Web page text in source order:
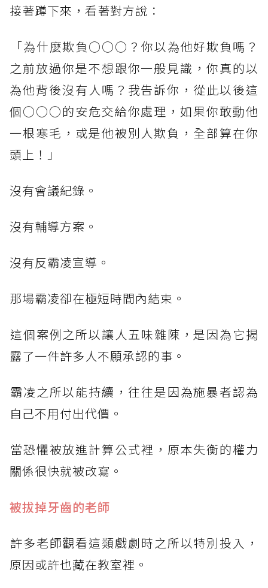
​接著蹲下來，看著對方說：
​「為什麼欺負○○○？你以為他好欺負嗎？
之前放過你是不想跟你一般見識，你真的以
為他背後沒有人嗎？我告訴你，從此以後這
個○○○的安危交給你處理，如果你敢動他
一根寒毛，或是他被別人欺負，全部算在你
頭上！」
​沒有會議紀錄。
​沒有輔導方案。
​沒有反霸凌宣導。
​那場霸凌卻在極短時間內結束。
​這個案例之所以讓人五味雜陳，是因為它揭
露了一件許多人不願承認的事。
​霸凌之所以能持續，往往是因為施暴者認為
自己不用付出代價。
​當恐懼被放進計算公式裡，原本失衡的權力
關係很快就被改寫。
被拔掉牙齒的老師
​許多老師觀看這類戲劇時之所以特別投入，
原因或許也藏在教室裡。